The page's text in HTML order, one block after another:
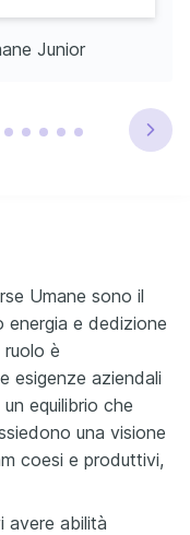
Junior
Umane sono il
energia e dedizione
ruolo è
esigenze aziendali
equilibrio che
una visione
coesi e produttivi,
avere abilità